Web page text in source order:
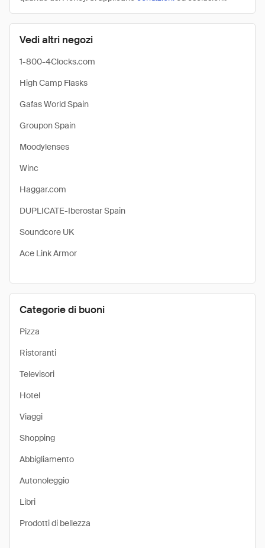
Vedi altri negozi
1-800-4Clocks.com
High Camp Flasks
Gafas World Spain
Groupon Spain
Moodylenses
Winc
Haggar.com
DUPLICATE-Iberostar Spain
Soundcore UK
Ace Link Armor
Categorie di buoni
Pizza
Ristoranti
Televisori
Hotel
Viaggi
Shopping
Abbigliamento
Autonoleggio
Libri
Prodotti di bellezza